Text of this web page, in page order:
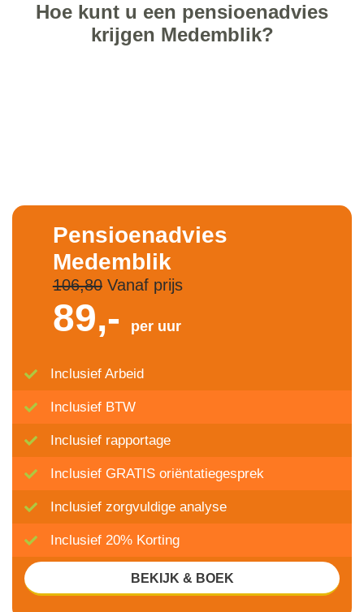
Hoe kunt u een pensioenadvies
krijgen Medemblik?
Pensioenadvies
Medemblik
106,80Vanaf prijs
89,- per uur
Inclusief Arbeid
Inclusief BTW
Inclusief rapportage
Inclusief GRATIS oriëntatiegesprek
Inclusief zorgvuldige analyse
Inclusief 20% Korting
BEKIJK & BOEK